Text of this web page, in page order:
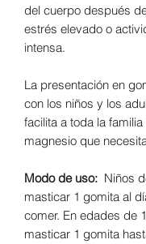
del cuerpo después
estrés elevado o
intensa.
La presentación en
con los niños y los
facilita a toda la
magnesio que
Modo de uso: Niños
masticar 1 gomita al
comer. En edades de
masticar 1 gomita